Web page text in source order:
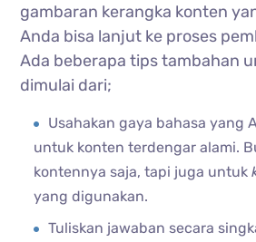
gambaran kerangka konten
Anda bisa lanjut ke proses
Ada beberapa tips tambahan
dimulai dari;
Usahakan gaya bahasa yang
untuk konten terdengar alami.
kontennya saja, tapi juga untuk
yang digunakan.
Tuliskan jawaban secara